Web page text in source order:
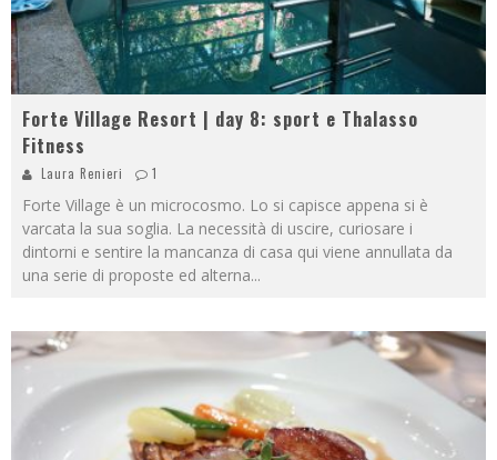
Forte Village Resort | day 8: sport e Thalasso
Fitness
Laura Renieri 1
Forte Village è un microcosmo. Lo si capisce appena si è
varcata la sua soglia. La necessità di uscire, curiosare i
dintorni e sentire la mancanza di casa qui viene annullata da
una serie di proposte ed alterna...